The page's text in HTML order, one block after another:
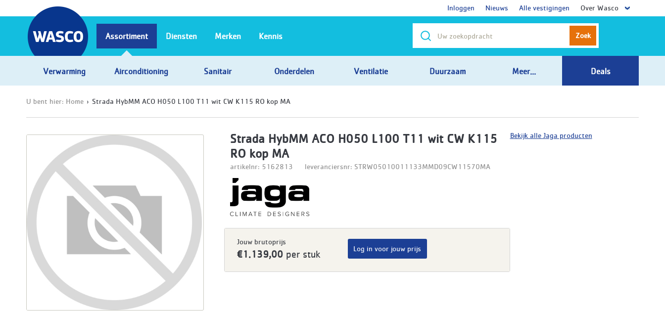
Inloggen Nieuws Alle vestigingen Over Wasco
Zoek
Assortiment
Verwarming Airconditioning Sanitair Onderdelen Ventilatie Duurzaam Meer... Deals
Diensten Merken Kennis
U bent hier: Home Strada HybMM ACO H050 L100 T11 wit CW K115 RO kop MA
Strada HybMM ACO H050 L100 T11 wit CW K115
RO kop MA
artikelnr: 5162813 leveranciersnr: STRW05010011133MMD09CW11570MA
Jouw brutoprijs
€1.139,00 per stuk
Log in voor jouw prijs
Bekijk alle Jaga producten